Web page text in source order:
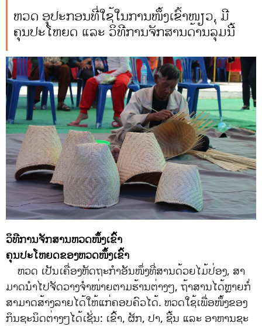
ຫວດ ອຸປະກອນທີ່ໃຊ້ໃນການໜຶ້ງເຂົ້າໜຽວ, ມີ
ຄຸນປະໂຫຍດ ແລະ ວິທີການຈັກສານດ້ານລຸ່ມນີ້
ວິທີການຈັກສານຫວດໜຶ້ງເຂົ້າ
ຄຸນປະໂຫຍດຂອງຫວດໜຶ້ງເຂົ້າ
ຫວດ ເປັນເຄື່ອງຫັດຖະກໍາອັນໜຶ່ງທີ່ສານດ້ວຍໄມ້ປ່ອງ, ສາ
ມາດນໍາໄປຈັດວາງຈໍາໜ່າຍຕາມຮ້ານຕ່າງໆ, ຖ້າສານໄດ້ຫຼາຍກໍ່
ສາມາດສ້າງລາຍໄດ້ໃຫ້ແກ່ຄອບຄົວໄດ້. ຫວດໃຊ້ເພື່ອໜຶ້ງຂອງ
ກິນຊະນິດຕ່າງໆໄດ້ເຊັ່ນ: ເຂົ້າ, ຜັກ, ປາ, ຊີ້ນ ແລະ ອາຫານຊະ